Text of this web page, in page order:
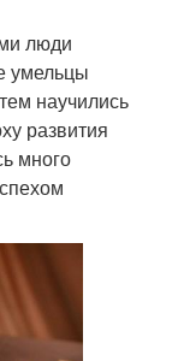
люди
умельцы
научились
развития
много